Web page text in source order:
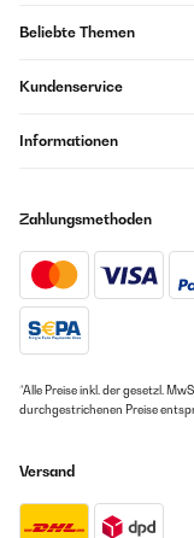
Beliebte Themen
Kundenservice
Informationen
Zahlungsmethoden
*Alle Preise inkl. der gesetzl.
durchgestrichenen Preise
Versand